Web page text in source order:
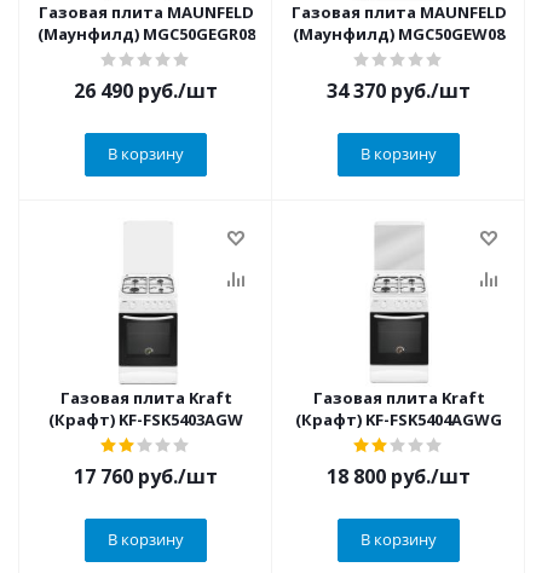
Газовая плита MAUNFELD
(Маунфилд) MGC50GEGR08
26 490 руб./шт
В корзину
Газовая плита MAUNFELD
(Маунфилд) MGC50GEW08
34 370 руб./шт
В корзину
Газовая плита Kraft
(Крафт) KF-FSK5403AGW
17 760 руб./шт
В корзину
Газовая плита Kraft
(Крафт) KF-FSK5404AGWG
18 800 руб./шт
В корзину